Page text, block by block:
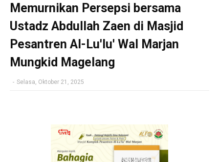
Memurnikan Persepsi bersama
Ustadz Abdullah Zaen di Masjid
Pesantren Al-Lu'lu' Wal Marjan
Mungkid Magelang
- Selasa, Oktober 21, 2025